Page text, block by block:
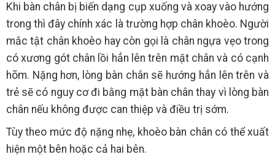
Khi bàn chân bị biến dạng cụp xuống và xoay vào hướng
trong thì đây chính xác là trường hợp chân khoèo. Người
mắc tật chân khoèo hay còn gọi là chân ngựa vẹo trong
có xương gót chân lồi hẳn lên trên mặt chân và có cạnh
hõm. Nặng hơn, lòng bàn chân sẽ hướng hẳn lên trên và
trẻ sẽ có nguy cơ đi bằng mặt bàn chân thay vì lòng bàn
chân nếu không được can thiệp và điều trị sớm.
Tùy theo mức độ nặng nhẹ, khoèo bàn chân có thể xuất
hiện một bên hoặc cả hai bên.